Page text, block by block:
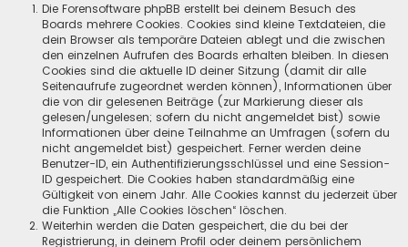
Die Forensoftware phpBB erstellt bei deinem Besuch des
Boards mehrere Cookies. Cookies sind kleine Textdateien, die
dein Browser als temporäre Dateien ablegt und die zwischen
den einzelnen Aufrufen des Boards erhalten bleiben. In diesen
Cookies sind die aktuelle ID deiner Sitzung (damit dir alle
Seitenaufrufe zugeordnet werden können), Informationen über
die von dir gelesenen Beiträge (zur Markierung dieser als
gelesen/ungelesen; sofern du nicht angemeldet bist) sowie
Informationen über deine Teilnahme an Umfragen (sofern du
nicht angemeldet bist) gespeichert. Ferner werden deine
Benutzer-ID, ein Authentifizierungsschlüssel und eine Session-
ID gespeichert. Die Cookies haben standardmäßig eine
Gültigkeit von einem Jahr. Alle Cookies kannst du jederzeit über
die Funktion „Alle Cookies löschen“ löschen.
Weiterhin werden die Daten gespeichert, die du bei der
Registrierung, in deinem Profil oder deinem persönlichem